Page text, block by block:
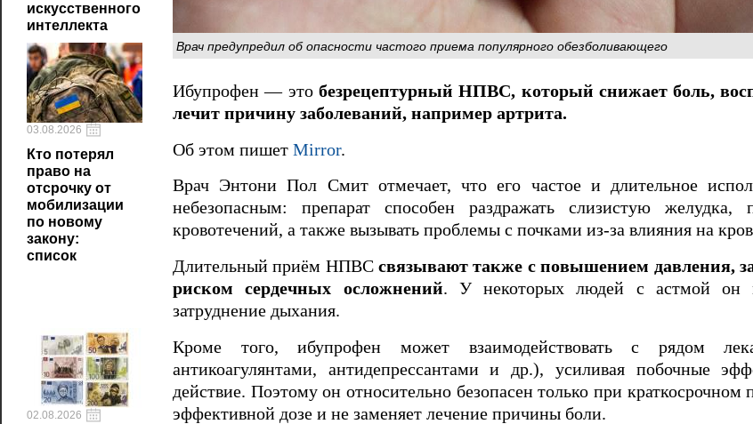
искусственного
интеллекта
03.08.2026
Кто потерял
право на
отсрочку от
мобилизации
по новому
закону:
список
02.08.2026
Врач предупредил об опасности частого приема популярного обезболивающего
Ибупрофен — это безрецептурный НПВС, который снижает боль,
лечит причину заболеваний, например артрита.
Об этом пишет Mirror.
Врач Энтони Пол Смит отмечает, что его частое и длительное
небезопасным: препарат способен раздражать слизистую
кровотечений, а также вызывать проблемы с почками из-за влияния на
Длительный приём НПВСсвязывают также с повышением давления,
риском сердечных осложнений. У некоторых людей с астмой он
затруднение дыхания.
Кроме того, ибупрофен может взаимодействовать с рядом
антикоагулянтами, антидепрессантами и др.), усиливая побочные
действие. Поэтому он относительно безопасен только при
эффективной дозе и не заменяет лечение причины боли.